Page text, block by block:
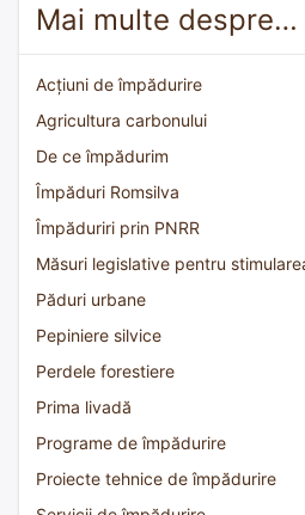
Mai multe despre…
Acțiuni de împădurire
Agricultura carbonului
De ce împădurim
Împăduri Romsilva
Împăduriri prin PNRR
Măsuri legislative pentru
Păduri urbane
Pepiniere silvice
Perdele forestiere
Prima livadă
Programe de împădurire
Proiecte tehnice de împădurire